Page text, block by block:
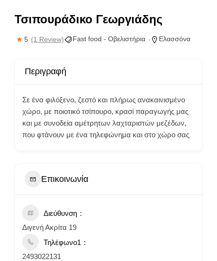
Τσιπουράδικο Γεωργιάδης
5 (1 Review) Fast food - Οβελιστήρια Ελασσόνα
Περιγραφή
Σε ένα φιλόξενο, ζεστό και πλήρως ανακαινισμένο
χώρο, με ποιοτικό τσίπουρο, κρασί παραγωγής μας
και με συνοδεία αμέτρητων λαχταριστών μεζέδων,
που φτάνουν με ένα τηλεφώνημα και στο χώρο σας
Επικοινωνία
Διεύθυνση
Διγενή Ακρίτα 19
Τηλέφωνο1
2493022131